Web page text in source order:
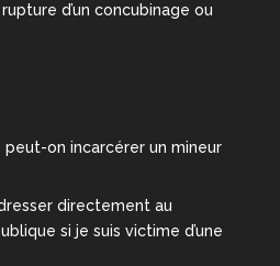
d’un concubinage ou
on incarcérer un mineur
directement au
si je suis victime d’une